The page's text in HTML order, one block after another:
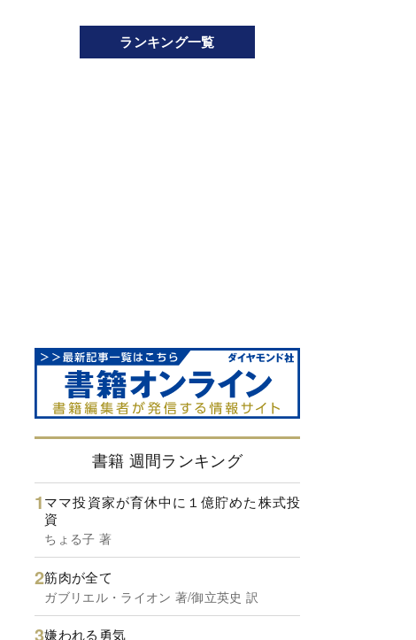
ランキング一覧
書籍 週間ランキング
ママ投資家が育休中に１億貯めた株式投
資
ちょる子 著
筋肉が全て
ガブリエル・ライオン 著/御立英史 訳
嫌われる勇気